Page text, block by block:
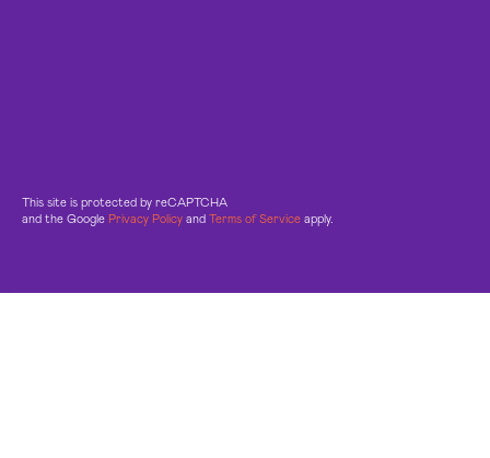
This site is protected by reCAPTCHA
and the Google Privacy Policy and Terms of Service apply.